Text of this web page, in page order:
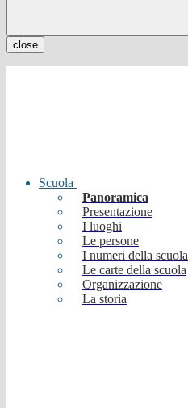
close
Scuola
Panoramica
Presentazione
I luoghi
Le persone
I numeri della scuola
Le carte della scuola
Organizzazione
La storia